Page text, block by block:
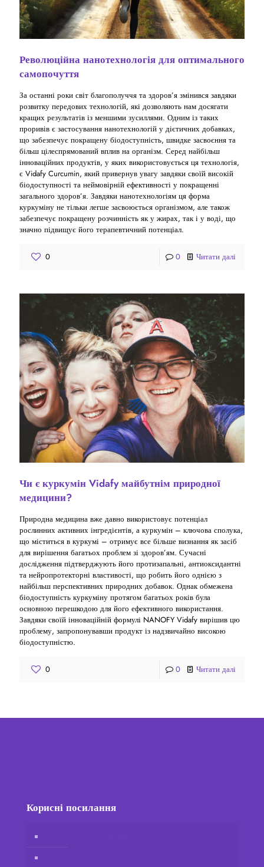
Революційна нанотехнологія для оптимального
самопочуття
За останні роки світ благополуччя та здоров’я змінився завдяки
розвитку передових технологій, які дозволяють нам досягати
кращих результатів із меншими зусиллями. Одним із таких
проривів є застосування нанотехнологій у дієтичних добавках,
що забезпечує покращену біодоступність, швидке засвоєння та
більш цілеспрямований вплив на організм. Серед найбільш
інноваційних продуктів, у яких використовується ця технологія,
є Vidafy Curcumin, який привернув увагу завдяки своїй високій
біодоступності та неймовірній ефективності у покращенні
загального здоров’я. Завдяки нанотехнологіям ця форма
куркуміну не тільки легше засвоюється організмом, але також
забезпечує покращену розчинність як у жирах, так і у воді, що
значно підвищує його терапевтичний потенціал.
0 0 Читати далі
Чи є куркумін Vidafy майбутнім природної
медицини?
Природна медицина вже давно використовує потенціал
рослинних активних інгредієнтів, а куркумін – ключова сполука,
що міститься в куркумі – отримує все більше визнання як засіб
для вирішення багатьох проблем зі здоров’ям. Сучасні
дослідження підтверджують його протизапальні, антиоксидантні
та нейропротекторні властивості, що робить його однією з
найбільш перспективних природних добавок. Однак обмежена
біодоступність куркуміну протягом багатьох років була
основною перешкодою для його ефективного використання.
Завдяки своїй інноваційній формулі NANOFY Vidafy вирішив цю
проблему, запропонувавши продукт із надзвичайно високою
біодоступністю.
0 0 Читати далі
Корисні посилання